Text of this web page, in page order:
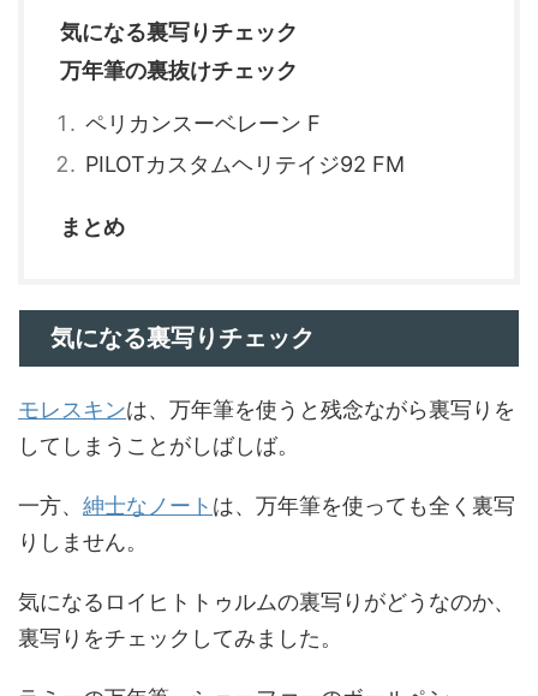
気になる裏写りチェック
万年筆の裏抜けチェック
ペリカンスーベレーン F
PILOTカスタムヘリテイジ92 FM
まとめ
気になる裏写りチェック
モレスキンは、万年筆を使うと残念ながら裏写りを
してしまうことがしばしば。
一方、 紳士なノート は、万年筆を使っても全く裏写
りしません。
気になるロイヒトトゥルムの裏写りがどうなのか、
裏写りをチェックしてみました。